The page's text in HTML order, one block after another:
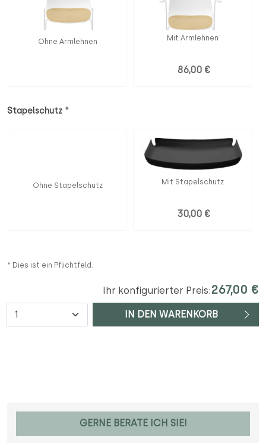
Ohne Armlehnen Mit Armlehnen
86,00 €
Stapelschutz *
Ohne Stapelschutz Mit Stapelschutz
30,00 €
* Dies ist ein Pflichtfeld.
Ihr konfigurierter Preis:267,00 €
Anzahl IN DEN WARENKORB
GERNE BERATE ICH SIE!